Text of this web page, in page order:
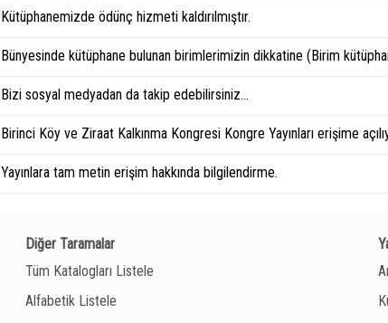
Kütüphanemizde ödünç hizmeti kaldırılmıştır.
Bünyesinde kütüphane bulunan birimlerimizin dikkatine (Birim
Bizi sosyal medyadan da takip edebilirsiniz...
Birinci Köy ve Ziraat Kalkınma Kongresi Kongre Yayınları erişime
Yayınlara tam metin erişim hakkında bilgilendirme.
Diğer Taramalar
Tüm Katalogları Listele
Alfabetik Listele